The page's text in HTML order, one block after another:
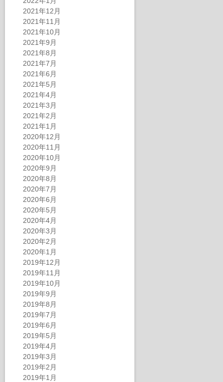
2021年12月
2021年11月
2021年10月
2021年9月
2021年8月
2021年7月
2021年6月
2021年5月
2021年4月
2021年3月
2021年2月
2021年1月
2020年12月
2020年11月
2020年10月
2020年9月
2020年8月
2020年7月
2020年6月
2020年5月
2020年4月
2020年3月
2020年2月
2020年1月
2019年12月
2019年11月
2019年10月
2019年9月
2019年8月
2019年7月
2019年6月
2019年5月
2019年4月
2019年3月
2019年2月
2019年1月